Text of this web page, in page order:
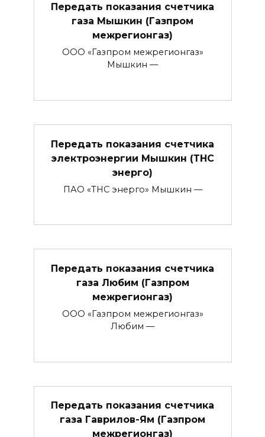
Передать показания счетчика
газа Мышкин (Газпром
межрегионгаз)
ООО «Газпром межрегионгаз»
Мышкин —
Передать показания счетчика
электроэнергии Мышкин (ТНС
энерго)
ПАО «ТНС энерго» Мышкин —
Передать показания счетчика
газа Любим (Газпром
межрегионгаз)
ООО «Газпром межрегионгаз»
Любим —
Передать показания счетчика
газа Гаврилов-Ям (Газпром
межрегионгаз)